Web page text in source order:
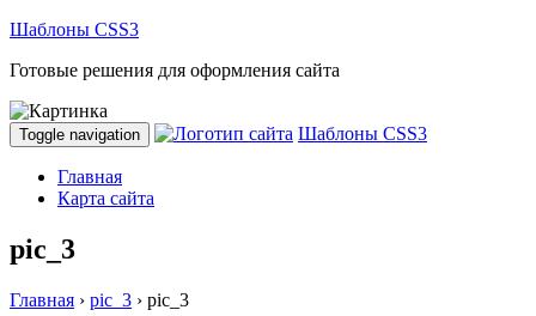
Шаблоны CSS3
Готовые решения для оформления сайта
Toggle navigation Шаблоны CSS3
Главная
Карта сайта
pic_3
Главная › pic_3 › pic_3